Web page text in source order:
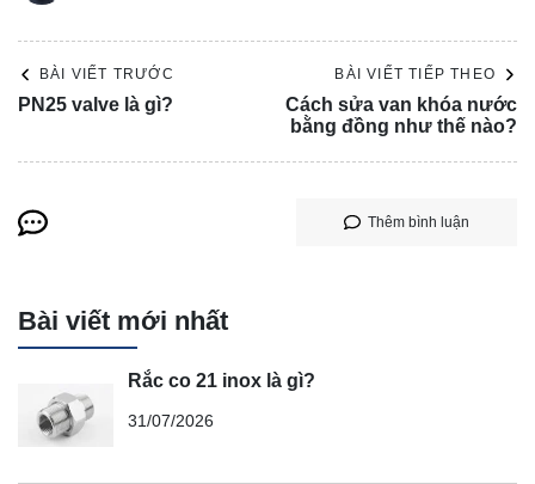
BÀI VIẾT TRƯỚC
PN25 valve là gì?
BÀI VIẾT TIẾP THEO
Cách sửa van khóa nước
bằng đồng như thế nào?
Thêm bình luận
Bài viết mới nhất
Rắc co 21 inox là gì?
31/07/2026